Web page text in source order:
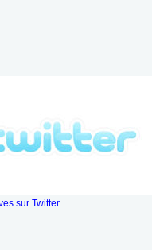
sur Twitter